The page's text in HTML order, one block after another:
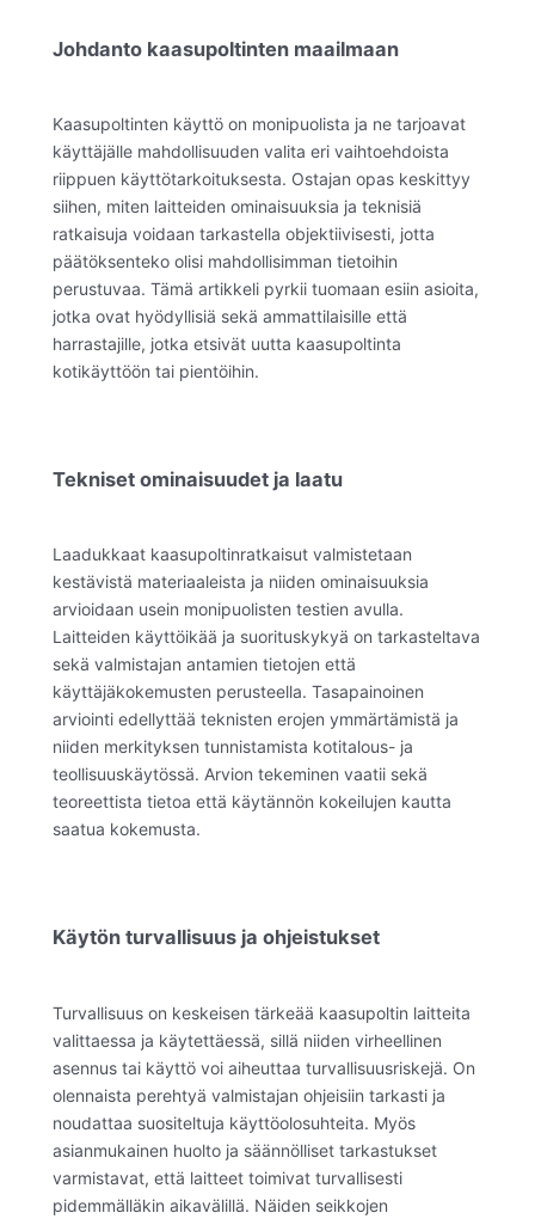
Johdanto kaasupoltinten maailmaan
Kaasupoltinten käyttö on monipuolista ja ne tarjoavat
käyttäjälle mahdollisuuden valita eri vaihtoehdoista
riippuen käyttötarkoituksesta. Ostajan opas keskittyy
siihen, miten laitteiden ominaisuuksia ja teknisiä
ratkaisuja voidaan tarkastella objektiivisesti, jotta
päätöksenteko olisi mahdollisimman tietoihin
perustuvaa. Tämä artikkeli pyrkii tuomaan esiin asioita,
jotka ovat hyödyllisiä sekä ammattilaisille että
harrastajille, jotka etsivät uutta kaasupoltinta
kotikäyttöön tai pientöihin.
Tekniset ominaisuudet ja laatu
Laadukkaat kaasupoltinratkaisut valmistetaan
kestävistä materiaaleista ja niiden ominaisuuksia
arvioidaan usein monipuolisten testien avulla.
Laitteiden käyttöikää ja suorituskykyä on tarkasteltava
sekä valmistajan antamien tietojen että
käyttäjäkokemusten perusteella. Tasapainoinen
arviointi edellyttää teknisten erojen ymmärtämistä ja
niiden merkityksen tunnistamista kotitalous- ja
teollisuuskäytössä. Arvion tekeminen vaatii sekä
teoreettista tietoa että käytännön kokeilujen kautta
saatua kokemusta.
Käytön turvallisuus ja ohjeistukset
Turvallisuus on keskeisen tärkeää kaasupoltin laitteita
valittaessa ja käytettäessä, sillä niiden virheellinen
asennus tai käyttö voi aiheuttaa turvallisuusriskejä. On
olennaista perehtyä valmistajan ohjeisiin tarkasti ja
noudattaa suositeltuja käyttöolosuhteita. Myös
asianmukainen huolto ja säännölliset tarkastukset
varmistavat, että laitteet toimivat turvallisesti
pidemmälläkin aikavälillä. Näiden seikkojen